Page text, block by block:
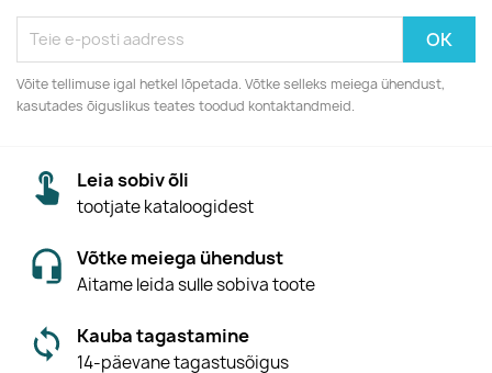
Võite tellimuse igal hetkel lõpetada. Võtke selleks meiega ühendust,
kasutades õiguslikus teates toodud kontaktandmeid.
Leia sobiv õli
tootjate kataloogidest
Võtke meiega ühendust
Aitame leida sulle sobiva toote
Kauba tagastamine
14-päevane tagastusõigus